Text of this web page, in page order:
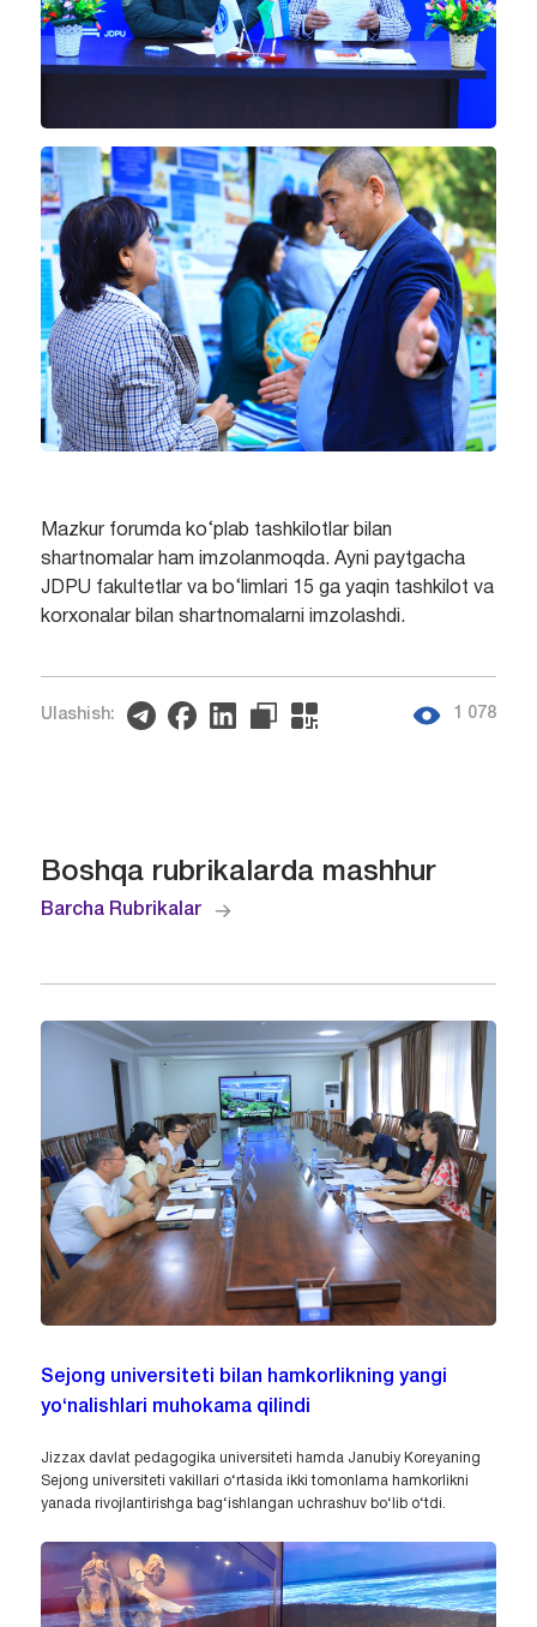
Mazkur forumda ko‘plab tashkilotlar bilan
shartnomalar ham imzolanmoqda. Ayni paytgacha
JDPU fakultetlar va bo‘limlari 15 ga yaqin tashkilot va
korxonalar bilan shartnomalarni imzolashdi.
Ulashish: 1 078
Boshqa rubrikalarda mashhur
Barcha Rubrikalar
Sejong universiteti bilan hamkorlikning yangi
yo‘nalishlari muhokama qilindi
Jizzax davlat pedagogika universiteti hamda Janubiy Koreyaning
Sejong universiteti vakillari o‘rtasida ikki tomonlama hamkorlikni
yanada rivojlantirishga bag‘ishlangan uchrashuv bo‘lib o‘tdi.